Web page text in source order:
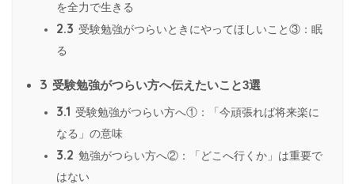
を全力で生きる
2.3 受験勉強がつらいときにやってほしいこと③：眠
る
3 受験勉強がつらい方へ伝えたいこと3選
3.1 受験勉強がつらい方へ①：「今頑張れば将来楽に
なる」の意味
3.2 勉強がつらい方へ②：「どこへ行くか」は重要で
はない